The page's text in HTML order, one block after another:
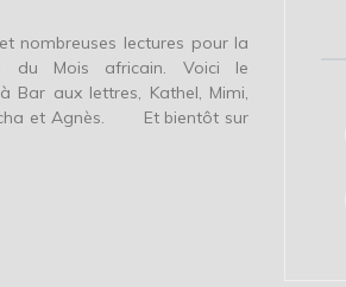
nombreuses lectures pour la
du Mois africain. Voici le
Bar aux lettres, Kathel, Mimi,
et Agnès. Et bientôt sur